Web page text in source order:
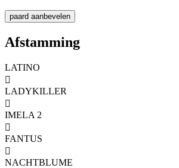
Afstamming
LATINO

LADYKILLER

IMELA 2

FANTUS

NACHTBLUME